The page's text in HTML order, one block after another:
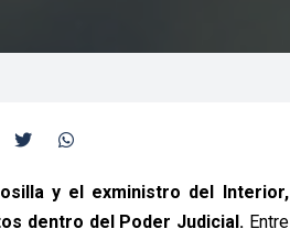
y el exministro del Interior,
dentro del Poder Judicial.Entre